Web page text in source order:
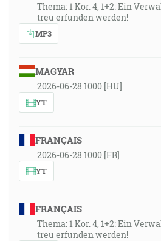
Thema: 1 Kor. 4, 1+2: Ein
treu erfunden werden!
MP3
MAGYAR
2026-06-28 1000 [HU]
YT
FRANÇAIS
2026-06-28 1000 [FR]
YT
FRANÇAIS
Thema: 1 Kor. 4, 1+2: Ein
treu erfunden werden!